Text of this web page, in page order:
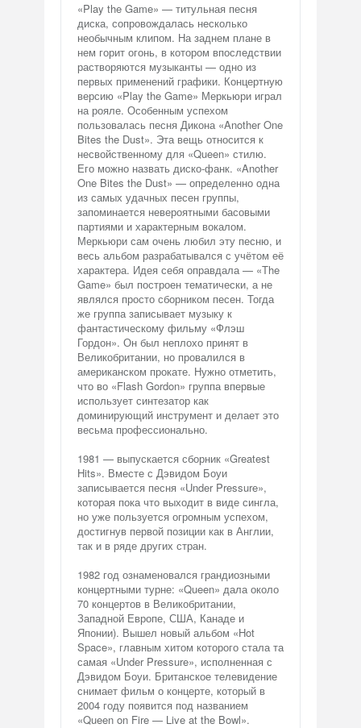
«Play the Game» — титульная песня
диска, сопровождалась несколько
необычным клипом. На заднем плане в
нем горит огонь, в котором впоследствии
растворяются музыканты — одно из
первых применений графики. Концертную
версию «Play the Game» Меркьюри играл
на рояле. Особенным успехом
пользовалась песня Дикона «Another One
Bites the Dust». Эта вещь относится к
несвойственному для «Queen» стилю.
Его можно назвать диско-фанк. «Another
One Bites the Dust» — определенно одна
из самых удачных песен группы,
запоминается невероятными басовыми
партиями и характерным вокалом.
Меркьюри сам очень любил эту песню, и
весь альбом разрабатывался с учётом её
характера. Идея себя оправдала — «The
Game» был построен тематически, а не
являлся просто сборником песен. Тогда
же группа записывает музыку к
фантастическому фильму «Флэш
Гордон». Он был неплохо принят в
Великобритании, но провалился в
американском прокате. Нужно отметить,
что во «Flash Gordon» группа впервые
использует синтезатор как
доминирующий инструмент и делает это
весьма профессионально.
1981 — выпускается сборник «Greatest
Hits». Вместе с Дэвидом Боуи
записывается песня «Under Pressure»,
которая пока что выходит в виде сингла,
но уже пользуется огромным успехом,
достигнув первой позиции как в Англии,
так и в ряде других стран.
1982 год ознаменовался грандиозными
концертными турне: «Queen» дала около
70 концертов в Великобритании,
Западной Европе, США, Канаде и
Японии). Вышел новый альбом «Hot
Space», главным хитом которого стала та
самая «Under Pressure», исполненная с
Дэвидом Боуи. Британское телевидение
снимает фильм о концерте, который в
2004 году появится под названием
«Queen on Fire — Live at the Bowl».